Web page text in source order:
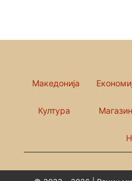
Македонија
Култура Магазин